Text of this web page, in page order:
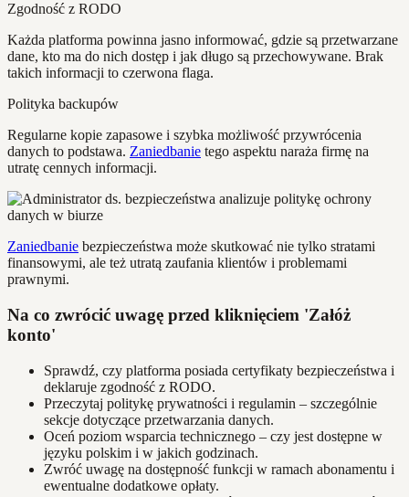
Zgodność z RODO
Każda platforma powinna jasno informować, gdzie są przetwarzane
dane, kto ma do nich dostęp i jak długo są przechowywane. Brak
takich informacji to czerwona flaga.
Polityka backupów
Regularne kopie zapasowe i szybka możliwość przywrócenia
danych to podstawa. Zaniedbanie tego aspektu naraża firmę na
utratę cennych informacji.
Zaniedbanie bezpieczeństwa może skutkować nie tylko stratami
finansowymi, ale też utratą zaufania klientów i problemami
prawnymi.
Na co zwrócić uwagę przed kliknięciem 'Załóż
konto'
Sprawdź, czy platforma posiada certyfikaty bezpieczeństwa i
deklaruje zgodność z RODO.
Przeczytaj politykę prywatności i regulamin – szczególnie
sekcje dotyczące przetwarzania danych.
Oceń poziom wsparcia technicznego – czy jest dostępne w
języku polskim i w jakich godzinach.
Zwróć uwagę na dostępność funkcji w ramach abonamentu i
ewentualne dodatkowe opłaty.